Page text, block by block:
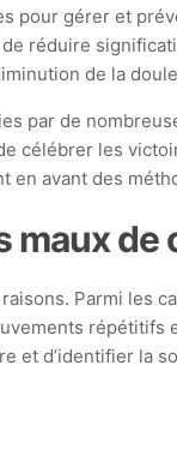
pour gérer et
réduire
de la
par de
célébrer les
avant des
maux de
Parmi les
répétitifs
et d’identifier la